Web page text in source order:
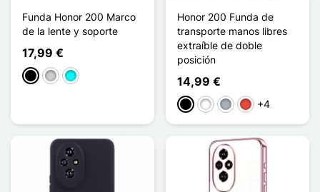
Funda Honor 200 Marco
de la lente y soporte
17,99 €
NegroPlataCian
Honor 200 Funda de
transporte manos libres
extraíble de doble
posición
14,99 €
NegroBlanco
Gris Rojo+4